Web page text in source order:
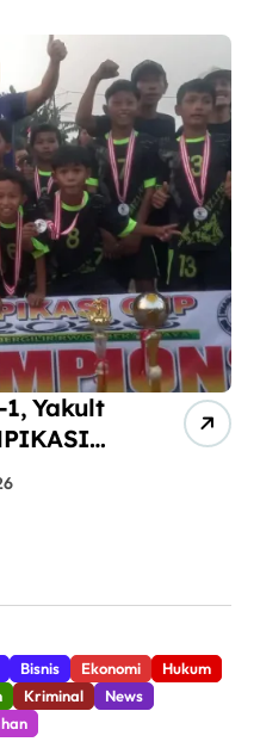
Yakult
Bisnis Ekonomi
Hukum
Kriminal
News